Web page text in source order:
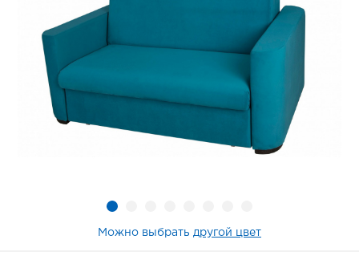
Можно выбрать другой цвет